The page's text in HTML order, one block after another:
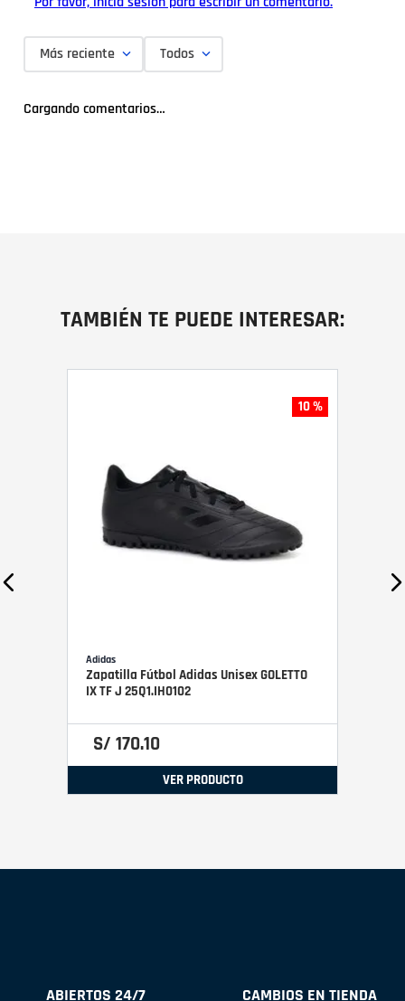
Más reciente Todos
Cargando comentarios…
TAMBIÉN TE PUEDE INTERESAR:
10 %
Adidas
Zapatilla Fútbol Adidas Unisex GOLETTO
IX TF J 25Q1.IH0102
S/ 170.10
VER PRODUCTO
ABIERTOS 24/7 CAMBIOS EN TIENDA